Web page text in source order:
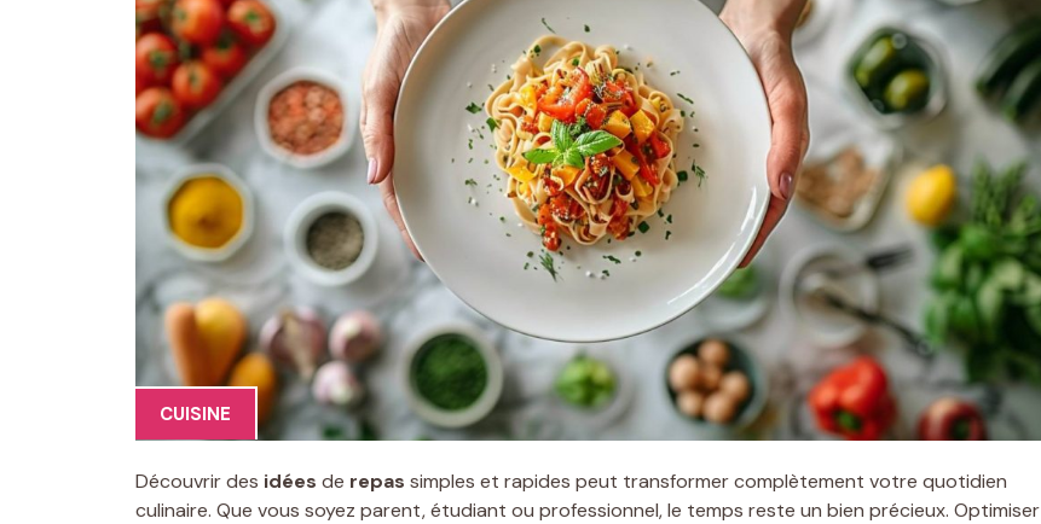
CUISINE
Découvrir des idées de repas simples et rapides peut transformer complètement votre quotidien
culinaire. Que vous soyez parent, étudiant ou professionnel, le temps reste un bien précieux. Optimiser